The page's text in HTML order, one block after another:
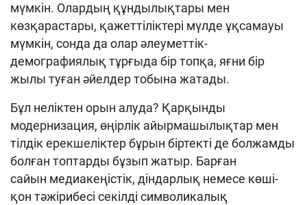
мүмкін. Олардың құндылықтары мен
көзқарастары, қажеттіліктері мүлде ұқсамауы
мүмкін, сонда да олар әлеуметтік-
демографиялық тұрғыда бір топқа, яғни бір
жылы туған әйелдер тобына жатады.
Бұл неліктен орын алуда? Қарқынды
модернизация, өңірлік айырмашылықтар мен
тілдік ерекшеліктер бұрын біртекті де болжамды
болған топтарды бұзып жатыр. Барған
сайын медиакеңістік, діндарлық немесе көші-
қон тәжірибесі секілді символикалық